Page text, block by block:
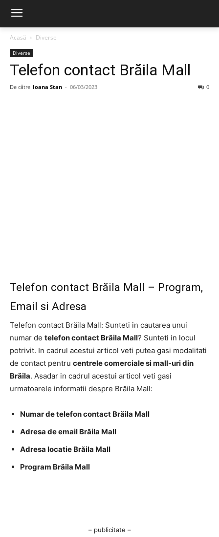
Acasă Diverse
Diverse
Telefon contact Brăila Mall
De către Ioana Stan - 06/03/2023 0
Telefon contact Brăila Mall – Program,
Email si Adresa
Telefon contact Brăila Mall: Sunteti in cautarea unui
numar de telefon contact Brăila Mall? Sunteti in locul
potrivit. In cadrul acestui articol veti putea gasi modalitati
de contact pentru centrele comerciale si mall-uri din
Brăila. Asadar in cadrul acestui articol veti gasi
urmatoarele informatii despre Brăila Mall:
Numar de telefon contact Brăila Mall
Adresa de email Brăila Mall
Adresa locatie Brăila Mall
Program Brăila Mall
– publicitate –